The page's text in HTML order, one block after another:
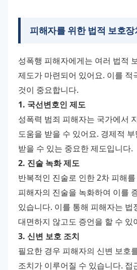
피해자를 위한 법적 보호장
성폭행 피해자에게는 여러 법적
제도가 마련되어 있어요. 이를 적
것이 중요합니다.
1. 국선변호인 제도
성폭력 범죄 피해자는 국가에서
도움을 받을 수 있어요. 경제적
받을 수 있는 중요한 제도입니다.
2. 진술 녹화 제도
반복적인 진술로 인한 2차 피해
피해자의 진술을 녹화하여 이를
있습니다. 이를 통해 피해자는 법
대면하지 않고도 증언을 할 수 있
3. 신변 보호 조치
필요한 경우 피해자의 신변 보호
조치가 이루어질 수 있습니다. 접